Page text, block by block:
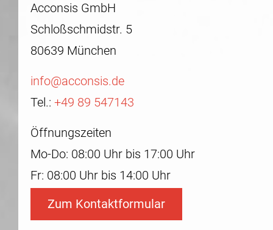
Acconsis GmbH
Schloßschmidstr. 5
80639 München
info@acconsis.de
Tel.: +49 89 547143
Öffnungszeiten
Mo-Do: 08:00 Uhr bis 17:00 Uhr
Fr: 08:00 Uhr bis 14:00 Uhr
Zum Kontaktformular